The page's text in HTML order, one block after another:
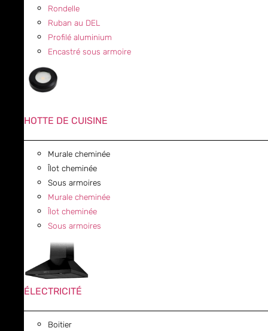
Rondelle
Ruban au DEL
Profilé aluminium
Encastré sous armoire
HOTTE DE CUISINE
Murale cheminée
Îlot cheminée
Sous armoires
Murale cheminée
Îlot cheminée
Sous armoires
ÉLECTRICITÉ
Boitier